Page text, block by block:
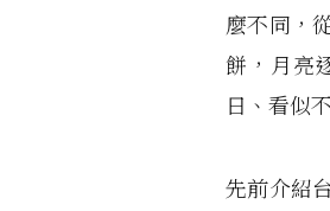
麼不同，
餅，月亮
日、看似
先前介紹